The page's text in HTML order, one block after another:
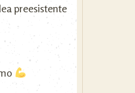
preesistente